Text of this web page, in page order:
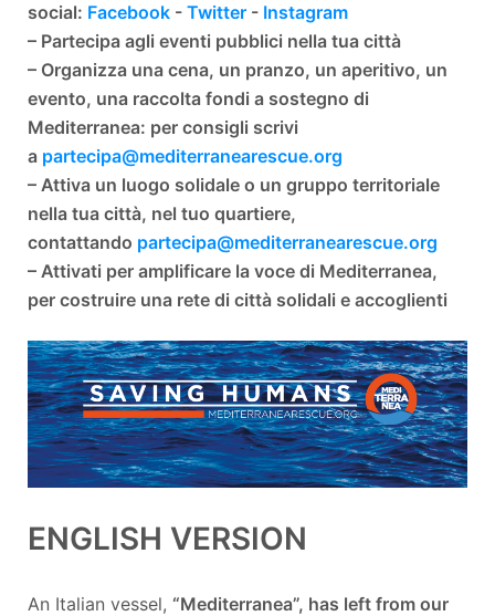
social: Facebook - Twitter - Instagram
– Partecipa agli eventi pubblici nella tua città
– Organizza una cena, un pranzo, un aperitivo, un
evento, una raccolta fondi a sostegno di
Mediterranea: per consigli scrivi
a partecipa@mediterranearescue.org
– Attiva un luogo solidale o un gruppo territoriale
nella tua città, nel tuo quartiere,
contattando partecipa@mediterranearescue.org
– Attivati per amplificare la voce di Mediterranea,
per costruire una rete di città solidali e accoglienti
ENGLISH VERSION
An Italian vessel, “Mediterranea”, has left from our